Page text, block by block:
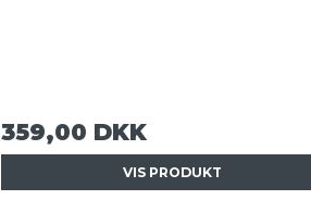
359,00 DKK
VIS PRODUKT